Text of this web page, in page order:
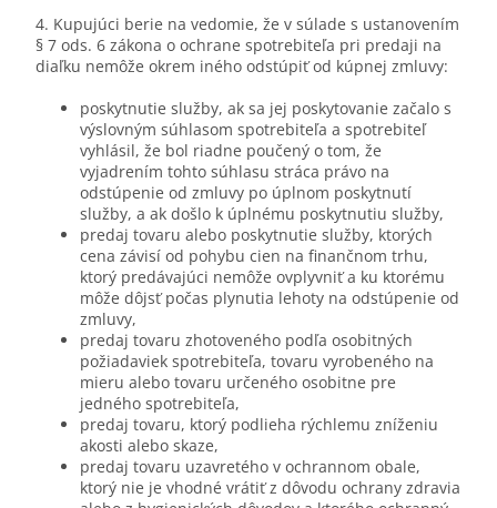
4. Kupujúci berie na vedomie, že v súlade s ustanovením
§ 7 ods. 6 zákona o ochrane spotrebiteľa pri predaji na
diaľku nemôže okrem iného odstúpiť od kúpnej zmluvy:
poskytnutie služby, ak sa jej poskytovanie začalo s
výslovným súhlasom spotrebiteľa a spotrebiteľ
vyhlásil, že bol riadne poučený o tom, že
vyjadrením tohto súhlasu stráca právo na
odstúpenie od zmluvy po úplnom poskytnutí
služby, a ak došlo k úplnému poskytnutiu služby,
predaj tovaru alebo poskytnutie služby, ktorých
cena závisí od pohybu cien na finančnom trhu,
ktorý predávajúci nemôže ovplyvniť a ku ktorému
môže dôjsť počas plynutia lehoty na odstúpenie od
zmluvy,
predaj tovaru zhotoveného podľa osobitných
požiadaviek spotrebiteľa, tovaru vyrobeného na
mieru alebo tovaru určeného osobitne pre
jedného spotrebiteľa,
predaj tovaru, ktorý podlieha rýchlemu zníženiu
akosti alebo skaze,
predaj tovaru uzavretého v ochrannom obale,
ktorý nie je vhodné vrátiť z dôvodu ochrany zdravia